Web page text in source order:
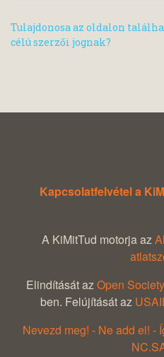
Tulajdonosa az oldalon
célú szerzői jognak?
Kapcsolatfelvétel a
A KiMitTud motorja az
Elindítását azOpen
ben. Felújítását az
Nevezd meg! - Ne add el! -